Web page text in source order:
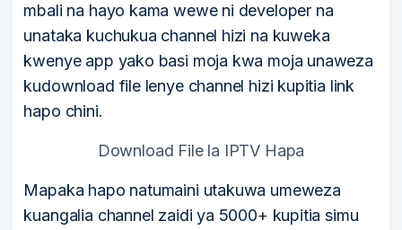
mbali na hayo kama wewe ni developer na
unataka kuchukua channel hizi na kuweka
kwenye app yako basi moja kwa moja unaweza
kudownload file lenye channel hizi kupitia link
hapo chini.
Download File la IPTV Hapa
Mapaka hapo natumaini utakuwa umeweza
kuangalia channel zaidi ya 5000+ kupitia simu